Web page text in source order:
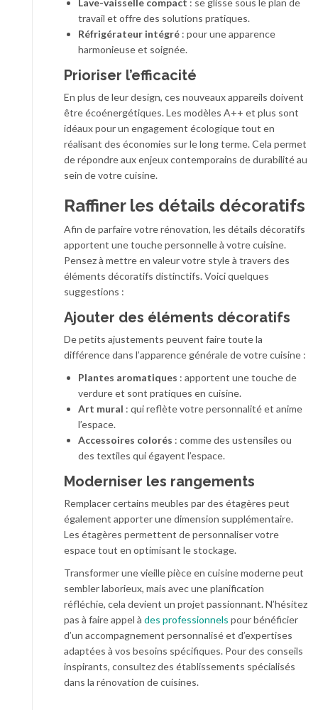
Lave-vaisselle compact : se glisse sous le plan de
travail et offre des solutions pratiques.
Réfrigérateur intégré : pour une apparence
harmonieuse et soignée.
Prioriser l’efficacité
En plus de leur design, ces nouveaux appareils doivent
être écoénergétiques. Les modèles A++ et plus sont
idéaux pour un engagement écologique tout en
réalisant des économies sur le long terme. Cela permet
de répondre aux enjeux contemporains de durabilité au
sein de votre cuisine.
Raffiner les détails décoratifs
Afin de parfaire votre rénovation, les détails décoratifs
apportent une touche personnelle à votre cuisine.
Pensez à mettre en valeur votre style à travers des
éléments décoratifs distinctifs. Voici quelques
suggestions :
Ajouter des éléments décoratifs
De petits ajustements peuvent faire toute la
différence dans l’apparence générale de votre cuisine :
Plantes aromatiques : apportent une touche de
verdure et sont pratiques en cuisine.
Art mural : qui reflète votre personnalité et anime
l’espace.
Accessoires colorés : comme des ustensiles ou
des textiles qui égayent l’espace.
Moderniser les rangements
Remplacer certains meubles par des étagères peut
également apporter une dimension supplémentaire.
Les étagères permettent de personnaliser votre
espace tout en optimisant le stockage.
Transformer une vieille pièce en cuisine moderne peut
sembler laborieux, mais avec une planification
réfléchie, cela devient un projet passionnant. N’hésitez
pas à faire appel à des professionnels pour bénéficier
d’un accompagnement personnalisé et d’expertises
adaptées à vos besoins spécifiques. Pour des conseils
inspirants, consultez des établissements spécialisés
dans la rénovation de cuisines.